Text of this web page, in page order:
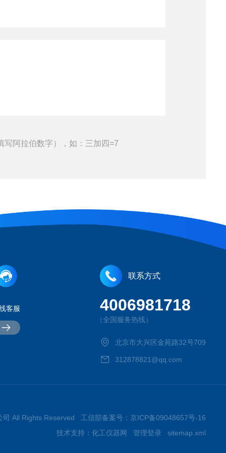
写阿拉伯数字），如：三加四=7
客服
联系方式
4006981718
（全国服务热线）
北京市大兴区金苑路32号709
312878821@qq.com
All Rights Reserved 工信部备案号： 京ICP备09048657号-16
技术支持： 化工仪器网 管理登录 sitemap.xml